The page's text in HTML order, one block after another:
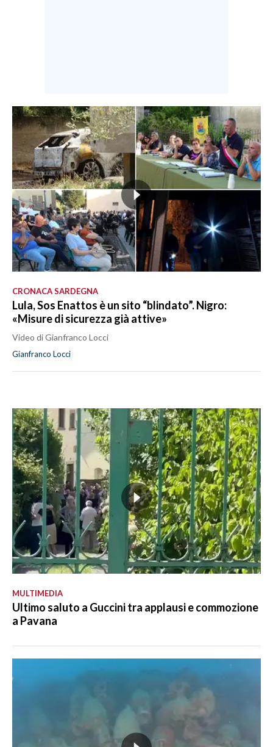
CRONACA SARDEGNA
Lula, Sos Enattos è un sito “blindato”. Nigro:
«Misure di sicurezza già attive»
Video di Gianfranco Locci
Gianfranco Locci
MULTIMEDIA
Ultimo saluto a Guccini tra applausi e commozione
a Pavana